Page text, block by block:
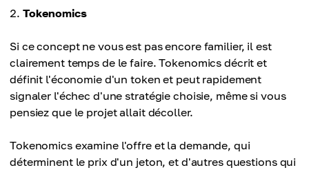
Tokenomics
Si ce concept ne vous est pas encore familier, il est
clairement temps de le faire. Tokenomics décrit et
définit l'économie d'un token et peut rapidement
signaler l'échec d'une stratégie choisie, même si vous
pensiez que le projet allait décoller.
Tokenomics examine l'offre et la demande, qui
déterminent le prix d'un jeton, et d'autres questions qui